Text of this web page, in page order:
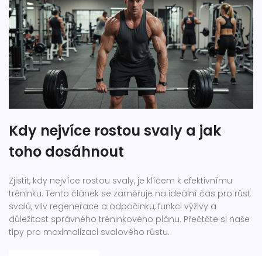
Kdy nejvíce rostou svaly a jak
toho dosáhnout
Zjistit, kdy nejvíce rostou svaly, je klíčem k efektivnímu
tréninku. Tento článek se zaměřuje na ideální čas pro růst
svalů, vliv regenerace a odpočinku, funkci výživy a
důležitost správného tréninkového plánu. Přečtěte si naše
tipy pro maximalizaci svalového růstu.